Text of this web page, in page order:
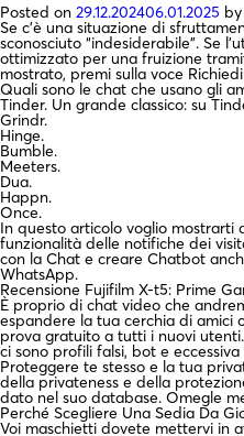
Posted on 29.12.202406.01.2025 by
Se c’è una situazione di
sconosciuto “indesiderabile”. Se
ottimizzato per una fruizione
mostrato, premi sulla voce
Quali sono le chat che usano gli
Tinder. Un grande classico: su
Grindr.
Hinge.
Bumble.
Meeters.
Dua.
Happn.
Once.
In questo articolo voglio
funzionalità delle notifiche dei
con la Chat e creare Chatbot
WhatsApp.
Recensione Fujifilm X-t5: Prime
È proprio di chat video che
espandere la tua cerchia di amici
prova gratuito a tutti i nuovi
ci sono profili falsi, bot e
Proteggere te stesso e la tua
della privateness e della
dato nel suo database. Omegle
Perché Scegliere Una Sedia Da
Voi maschietti dovete mettervi in